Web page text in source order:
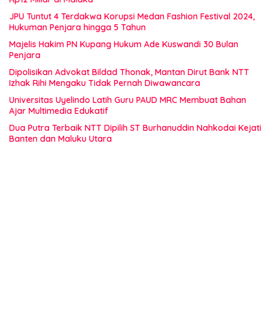
JPU Tuntut 4 Terdakwa Korupsi Medan Fashion Festival 2024,
Hukuman Penjara hingga 5 Tahun
Majelis Hakim PN Kupang Hukum Ade Kuswandi 30 Bulan
Penjara
Dipolisikan Advokat Bildad Thonak, Mantan Dirut Bank NTT
Izhak Rihi Mengaku Tidak Pernah Diwawancara
Universitas Uyelindo Latih Guru PAUD MRC Membuat Bahan
Ajar Multimedia Edukatif
Dua Putra Terbaik NTT Dipilih ST Burhanuddin Nahkodai Kejati
Banten dan Maluku Utara